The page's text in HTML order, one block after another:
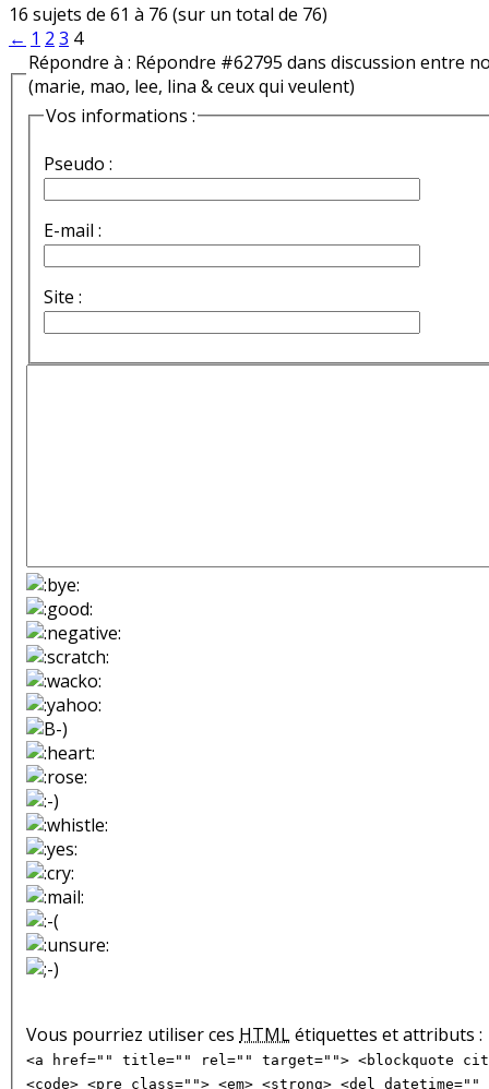
16 sujets de 61 à 76 (sur un total de 76)
← 1 2 3 4
Répondre à : Répondre #62795 dans discussion entre
(marie, mao, lee, lina & ceux qui veulent)
Vos informations :
Pseudo :
E-mail :
Site :
Vous pourriez utiliser ces HTMLétiquettes et attributs :
<a href="" title="" rel="" target=""> <blockquote
<code> <pre class=""> <em> <strong> <del